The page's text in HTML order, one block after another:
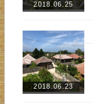
2018.06.25
2018.06.23